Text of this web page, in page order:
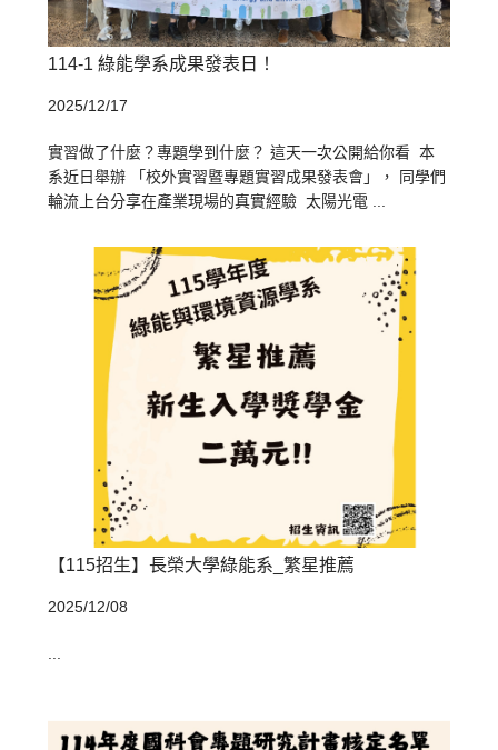
114-1 綠能學系成果發表日！
2025/12/17
實習做了什麼？專題學到什麼？ 這天一次公開給你看 本
系近日舉辦 「校外實習暨專題實習成果發表會」， 同學們
輪流上台分享在產業現場的真實經驗 太陽光電 ...
【115招生】長榮大學綠能系_繁星推薦
2025/12/08